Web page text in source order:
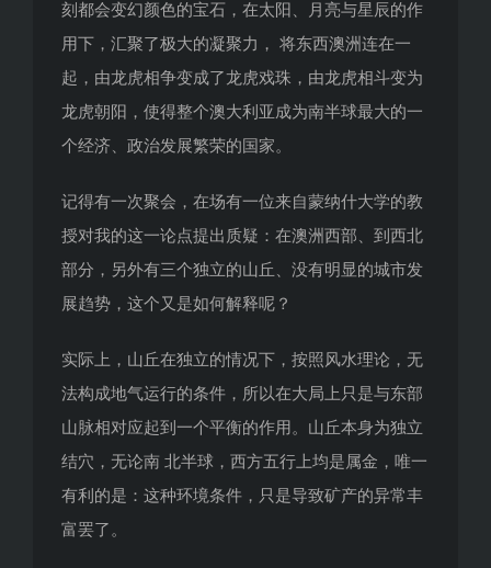
刻都会变幻颜色的宝石，在太阳、月亮与星辰的作
用下，汇聚了极大的凝聚力， 将东西澳洲连在一
起，由龙虎相争变成了龙虎戏珠，由龙虎相斗变为
龙虎朝阳，使得整个澳大利亚成为南半球最大的一
个经济、政治发展繁荣的国家。
记得有一次聚会，在场有一位来自蒙纳什大学的教
授对我的这一论点提出质疑：在澳洲西部、到西北
部分，另外有三个独立的山丘、没有明显的城市发
展趋势，这个又是如何解释呢？
实际上，山丘在独立的情况下，按照风水理论，无
法构成地气运行的条件，所以在大局上只是与东部
山脉相对应起到一个平衡的作用。山丘本身为独立
结穴，无论南 北半球，西方五行上均是属金，唯一
有利的是：这种环境条件，只是导致矿产的异常丰
富罢了。